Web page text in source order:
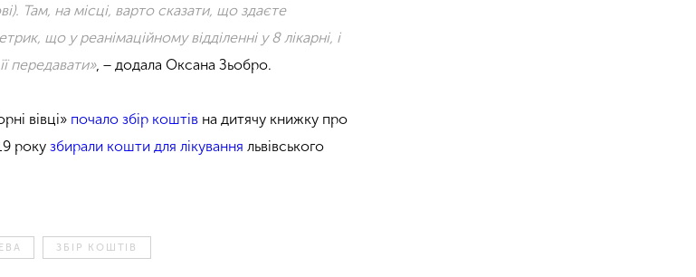
Там, на місці, варто сказати, що здаєте
що у реанімаційному відділенні у 8 лікарні, і
передавати», − додала Оксана Зьобро.
вівці» почало збір коштів на дитячу книжку про
рокузбирали кошти для лікування львівського
ЗБІР КОШТІВ